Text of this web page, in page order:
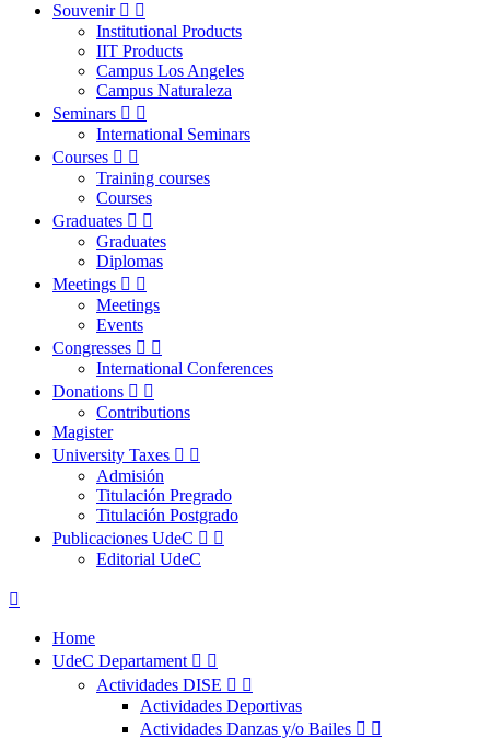
Souvenir  
Institutional Products
IIT Products
Campus Los Angeles
Campus Naturaleza
Seminars  
International Seminars
Courses  
Training courses
Courses
Graduates  
Graduates
Diplomas
Meetings  
Meetings
Events
Congresses  
International Conferences
Donations  
Contributions
Magister
University Taxes  
Admisión
Titulación Pregrado
Titulación Postgrado
Publicaciones UdeC  
Editorial UdeC

Home
UdeC Departament  
Actividades DISE  
Actividades Deportivas
Actividades Danzas y/o Bailes  